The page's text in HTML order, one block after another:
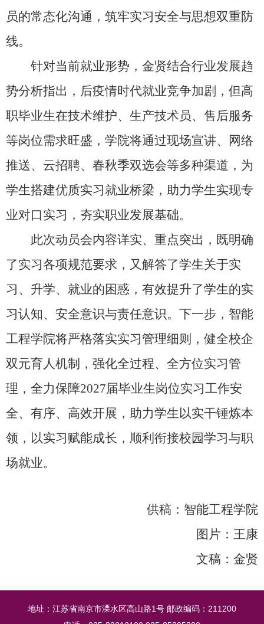
员的常态化沟通，筑牢实习安全与思想双重防
线。
针对当前就业形势，金贤结合行业发展趋
势分析指出，后疫情时代就业竞争加剧，但高
职毕业生在技术维护、生产技术员、售后服务
等岗位需求旺盛，学院将通过现场宣讲、网络
推送、云招聘、春秋季双选会等多种渠道，为
学生搭建优质实习就业桥梁，助力学生实现专
业对口实习，夯实职业发展基础。
此次动员会内容详实、重点突出，既明确
了实习各项规范要求，又解答了学生关于实
习、升学、就业的困惑，有效提升了学生的实
习认知、安全意识与责任意识。下一步，智能
工程学院将严格落实实习管理细则，健全校企
双元育人机制，强化全过程、全方位实习管
理，全力保障2027届毕业生岗位实习工作安
全、有序、高效开展，助力学生以实干锤炼本
领，以实习赋能成长，顺利衔接校园学习与职
场就业。
供稿：智能工程学院
图片：王康
文稿：金贤
地址：江苏省南京市溧水区高山路1号 邮政编码：211200